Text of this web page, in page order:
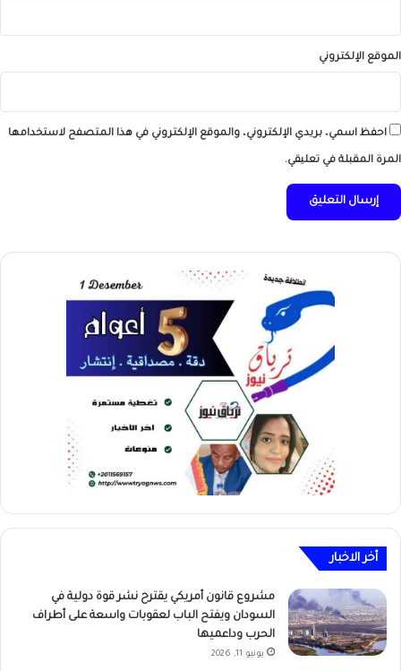
الموقع الإلكتروني
احفظ اسمي، بريدي الإلكتروني، والموقع الإلكتروني في هذا المتصفح لاستخدامها
المرة المقبلة في تعليقي.
أخر الاخبار
مشروع قانون أمريكي يقترح نشر قوة دولية في
السودان ويفتح الباب لعقوبات واسعة على أطراف
الحرب وداعميها
يونيو 11, 2026